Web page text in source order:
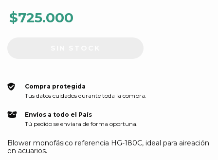
$725.000
Compra protegida
Tus datos cuidados durante toda la compra.
Envíos a todo el País
Tú pedido se enviara de forma oportuna.
Blower monofásico referencia HG-180C, ideal para aireación
en acuarios.